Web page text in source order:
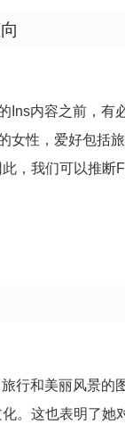
Ins内容之前，有
女性，爱好包括
，我们可以推断
行和美丽风景
。这也表明了她